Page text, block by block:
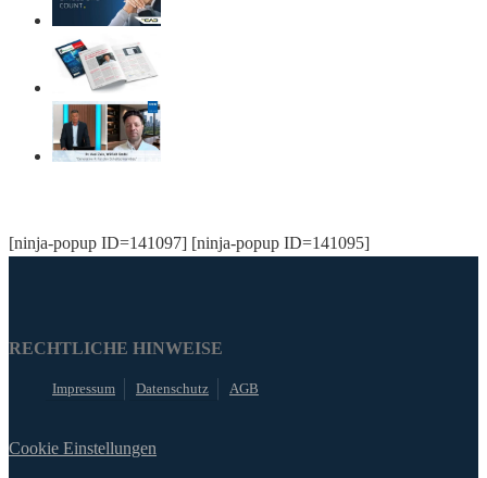
[ninja-popup ID=141097] [ninja-popup ID=141095]
RECHTLICHE HINWEISE
Impressum Datenschutz AGB
Cookie Einstellungen